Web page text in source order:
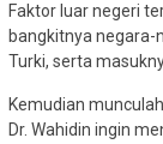
Faktor luar negeri
bangkitnya negara-
Turki, serta
Kemudian
Dr. Wahidin ingin